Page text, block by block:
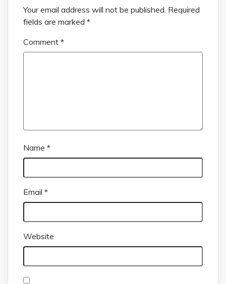
Your email address will not be published. Required
fields are marked *
Comment *
Name *
Email *
Website